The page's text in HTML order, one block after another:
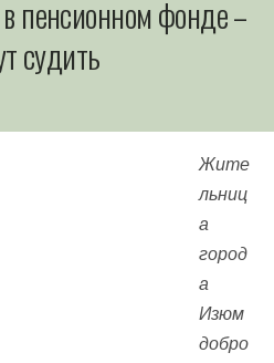
пенсионном фонде –
судить
Жите
льниц
а
город
а
Изюм
добро